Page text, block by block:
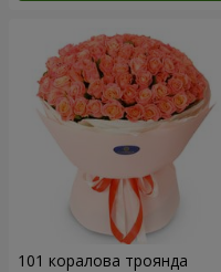
101 коралова троянда